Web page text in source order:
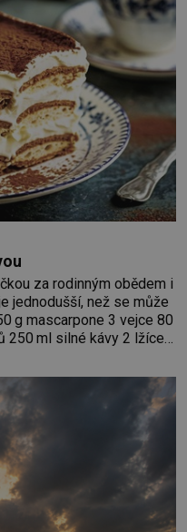
za rodinným obědem i
jednodušší, než se může
do světlé pěny a postupně
vznikl hladký